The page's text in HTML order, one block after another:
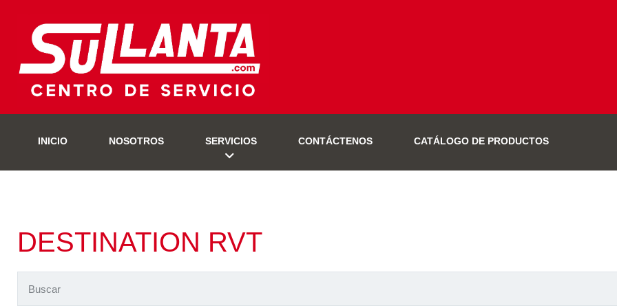
INICIO NOSOTROS SERVICIOS CONTÁCTENOS CATÁLOGO DE PRODUCTOS
DESTINATION RVT